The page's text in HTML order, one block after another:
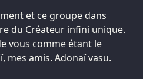
et ce groupe dans
du Créateur infini unique.
vous comme étant le
mes amis. Adonaï vasu.